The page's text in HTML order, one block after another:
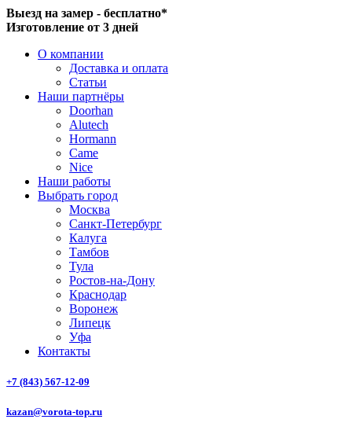
Выезд на замер - бесплатно*
Изготовление от 3 дней
О компании
Доставка и оплата
Статьи
Наши партнёры
Doorhan
Alutech
Hormann
Came
Nice
Наши работы
Выбрать город
Москва
Санкт-Петербург
Калуга
Тамбов
Тула
Ростов-на-Дону
Краснодар
Воронеж
Липецк
Уфа
Контакты
+7 (843) 567-12-09
kazan@vorota-top.ru